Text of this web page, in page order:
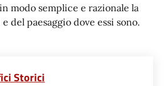
modo semplice e razionale la
del paesaggio dove essi sono.
Storici